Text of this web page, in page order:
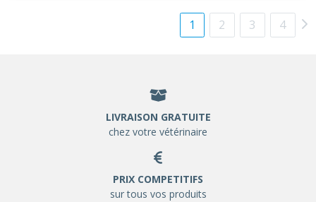
1 2 3 4
LIVRAISON GRATUITE
chez votre vétérinaire
PRIX COMPETITIFS
sur tous vos produits